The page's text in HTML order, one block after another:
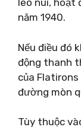
leo núi, hoạt
năm 1940.
Nếu điều đó
động thanh
của
đường mòn
Tùy thuộc